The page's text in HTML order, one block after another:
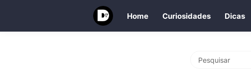
Home Curiosidades Dicas